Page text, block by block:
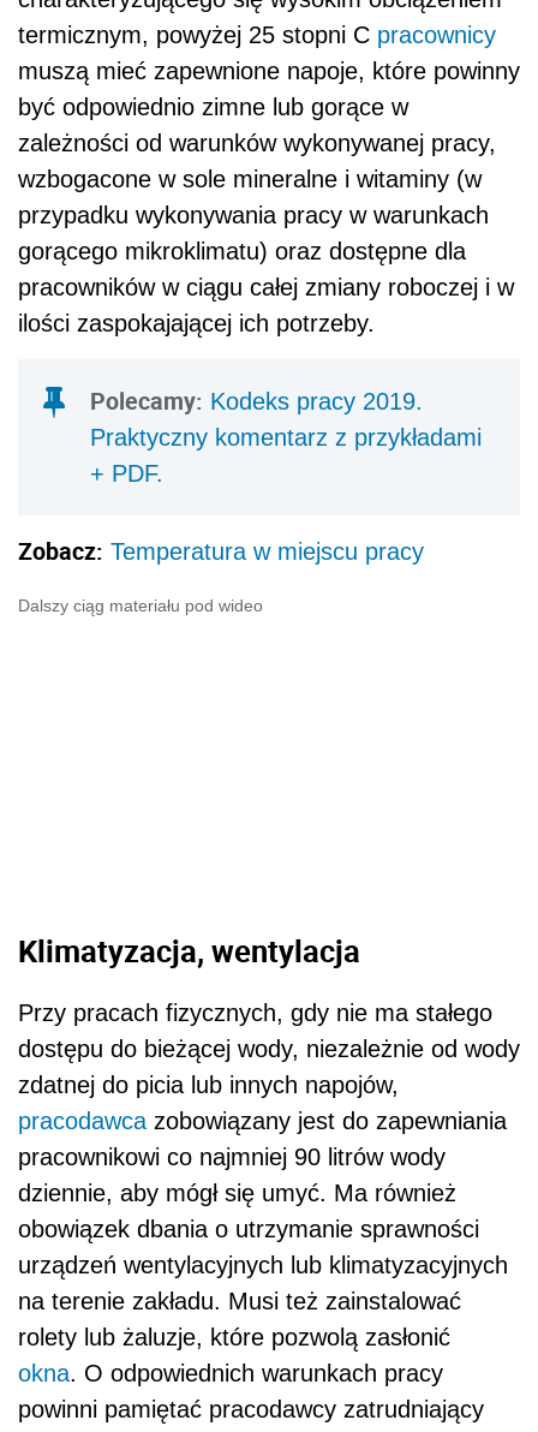
termicznym, powyżej 25 stopni C pracownicy
muszą mieć zapewnione napoje, które powinny
być odpowiednio zimne lub gorące w
zależności od warunków wykonywanej pracy,
wzbogacone w sole mineralne i witaminy (w
przypadku wykonywania pracy w warunkach
gorącego mikroklimatu) oraz dostępne dla
pracowników w ciągu całej zmiany roboczej i w
ilości zaspokajającej ich potrzeby.
Polecamy: Kodeks pracy 2019.
Praktyczny komentarz z przykładami
+ PDF.
Zobacz: Temperatura w miejscu pracy
Dalszy ciąg materiału pod wideo
Klimatyzacja, wentylacja
Przy pracach fizycznych, gdy nie ma stałego
dostępu do bieżącej wody, niezależnie od wody
zdatnej do picia lub innych napojów,
pracodawca zobowiązany jest do zapewniania
pracownikowi co najmniej 90 litrów wody
dziennie, aby mógł się umyć. Ma również
obowiązek dbania o utrzymanie sprawności
urządzeń wentylacyjnych lub klimatyzacyjnych
na terenie zakładu. Musi też zainstalować
rolety lub żaluzje, które pozwolą zasłonić
okna. O odpowiednich warunkach pracy
powinni pamiętać pracodawcy zatrudniający